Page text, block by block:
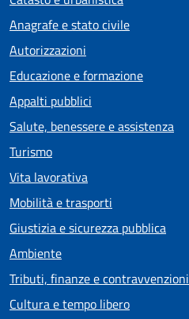
Anagrafe e stato civile
Autorizzazioni
Educazione e formazione
Appalti pubblici
Salute, benessere e assistenza
Turismo
Vita lavorativa
Mobilità e trasporti
Giustizia e sicurezza pubblica
Ambiente
Tributi, finanze e contravvenzioni
Cultura e tempo libero